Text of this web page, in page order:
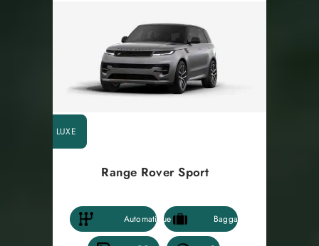
Range Rover Sport
LUXE